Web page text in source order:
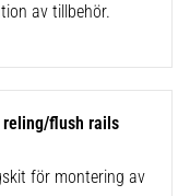
av tillbehör.
flush rails
för montering av